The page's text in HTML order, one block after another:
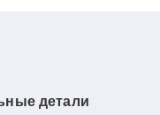
детали